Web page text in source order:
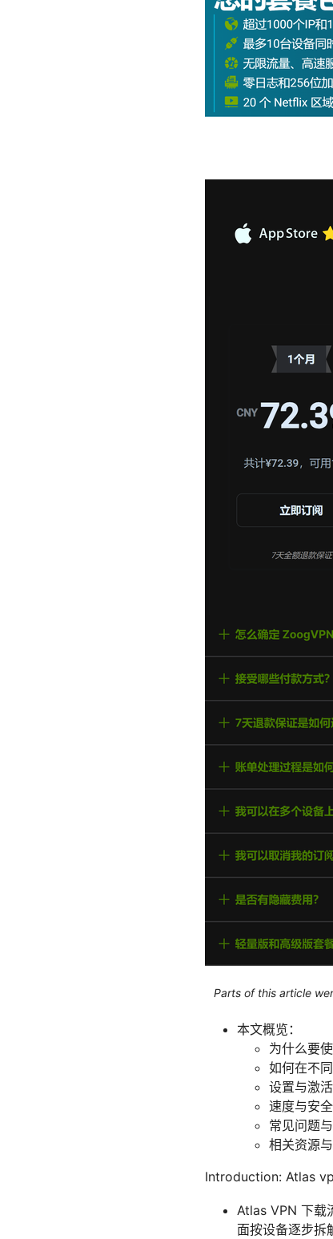
Parts of this article
本文概览：
为什么要
如何在不
设置与激
速度与安
常见问题
相关资源
Introduction: Atlas
Atlas VPN 下载
面按设备逐步拆